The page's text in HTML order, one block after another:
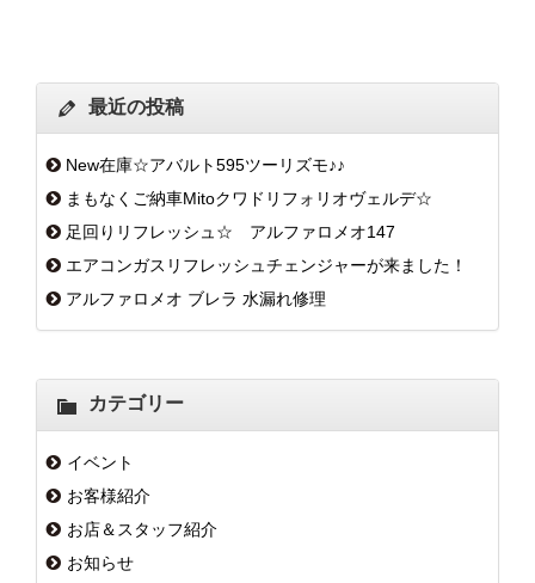
最近の投稿
New在庫☆アバルト595ツーリズモ♪♪
まもなくご納車Mitoクワドリフォリオヴェルデ☆
足回りリフレッシュ☆ アルファロメオ147
エアコンガスリフレッシュチェンジャーが来ました！
アルファロメオ ブレラ 水漏れ修理
カテゴリー
イベント
お客様紹介
お店＆スタッフ紹介
お知らせ